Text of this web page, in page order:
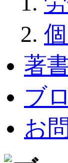
著
ブ
お